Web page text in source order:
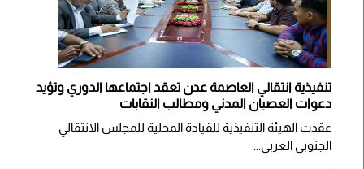
تنفيذية انتقالي العاصمة عدن تعقد اجتماعها الدوري وتؤيد
دعوات العصيان المدني ومطالب النقابات
​عقدت الهيئة التنفيذية للقيادة المحلية للمجلس الانتقالي
الجنوبي العربي...